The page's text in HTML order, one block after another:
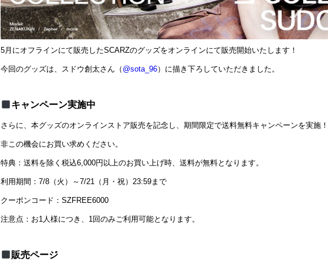
5月にオフラインにて販売したSCARZのグッズをオンラインにて販売開始いたします！
今回のグッズは、スドウ創太さん（ @sota_96）に描き下ろしていただきました。
キャンペーン実施中
さらに、本グッズのオンラインストア販売を記念し、期間限定で送料無料キャンペーンを実施！
非この機会にお買い求めください。
特典：送料を除く税込6,000円以上のお買い上げ時、送料が無料となります。
利用期間：7/8（火）～7/21（月・祝）23:59まで
クーポンコード：SZFREE6000
注意点：お1人様につき、1回のみご利用可能となります。
販売ページ